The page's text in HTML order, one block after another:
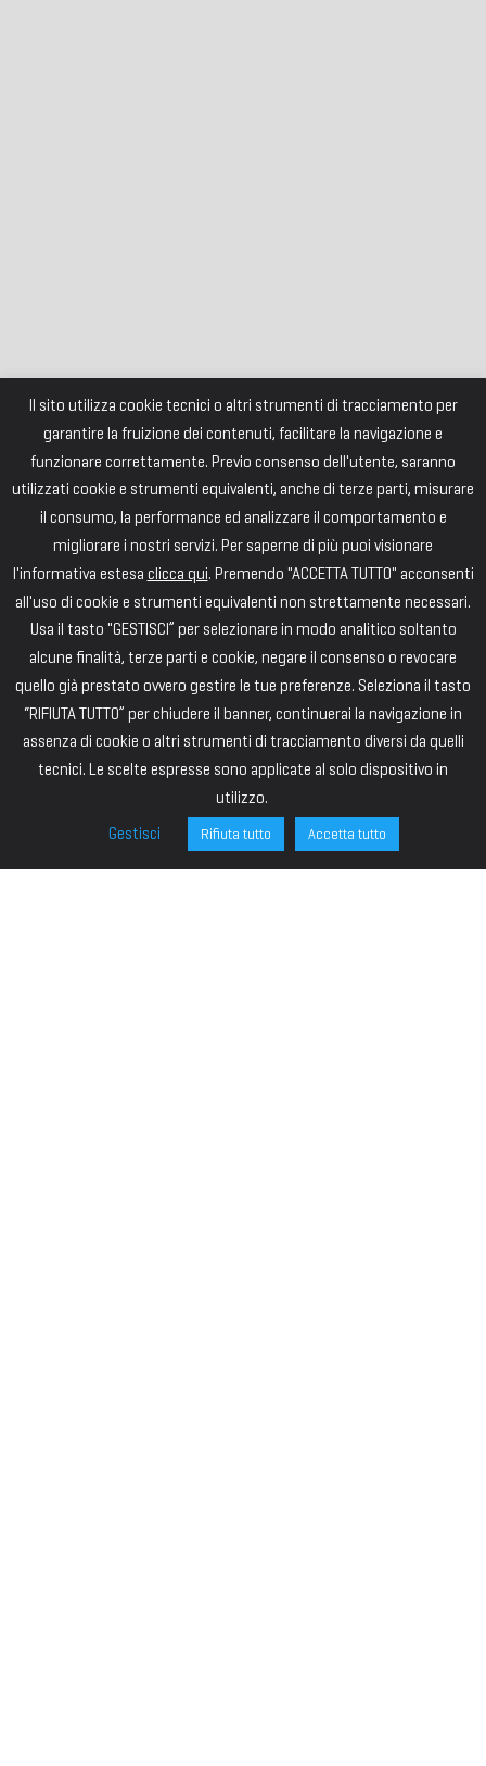
Il sito utilizza cookie tecnici o altri strumenti di tracciamento per
garantire la fruizione dei contenuti, facilitare la navigazione e
funzionare correttamente. Previo consenso dell'utente, saranno
utilizzati cookie e strumenti equivalenti, anche di terze parti, misurare
il consumo, la performance ed analizzare il comportamento e
migliorare i nostri servizi. Per saperne di più puoi visionare
l'informativa estesa clicca qui. Premendo "ACCETTA TUTTO" acconsenti
all'uso di cookie e strumenti equivalenti non strettamente necessari.
Usa il tasto "GESTISCI” per selezionare in modo analitico soltanto
alcune finalità, terze parti e cookie, negare il consenso o revocare
quello già prestato ovvero gestire le tue preferenze. Seleziona il tasto
“RIFIUTA TUTTO” per chiudere il banner, continuerai la navigazione in
assenza di cookie o altri strumenti di tracciamento diversi da quelli
tecnici. Le scelte espresse sono applicate al solo dispositivo in
utilizzo.
Gestisci
Rifiuta tutto Accetta tutto